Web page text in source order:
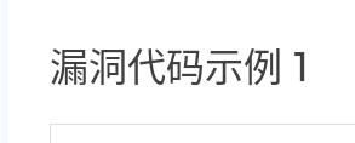
漏洞代码示例 1